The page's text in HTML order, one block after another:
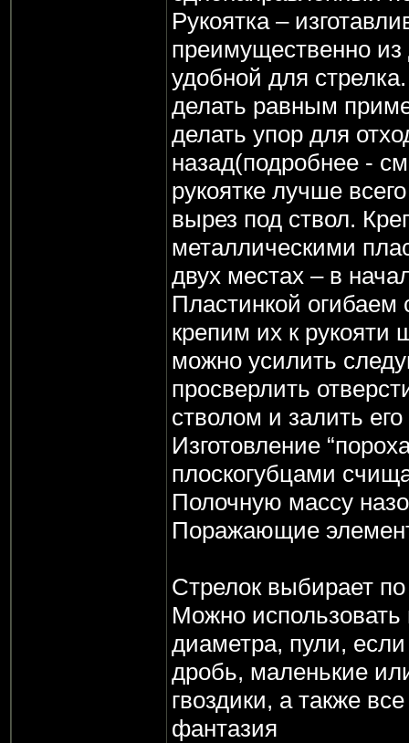
Рукоятка –
преимущественно
удобной для
делать равным
делать упор для
назад(подробнее -
рукоятке лучше
вырез под ствол.
металлическими
двух местах – в
Пластинкой огибаем
крепим их к рукояти
можно усилить
просверлить
стволом и залить
Изготовление
плоскогубцами
Полочную массу
Поражающие
Стрелок выбирает
Можно
диаметра, пули,
дробь, маленькие
гвоздики, а также
фантазия